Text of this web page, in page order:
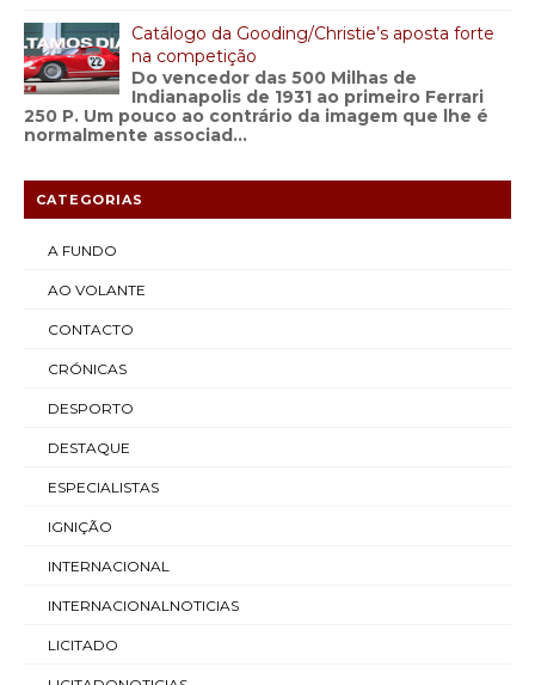
Catálogo da Gooding/Christie’s aposta forte
na competição
Do vencedor das 500 Milhas de
Indianapolis de 1931 ao primeiro Ferrari
250 P. Um pouco ao contrário da imagem que lhe é
normalmente associad...
CATEGORIAS
A FUNDO
AO VOLANTE
CONTACTO
CRÓNICAS
DESPORTO
DESTAQUE
ESPECIALISTAS
IGNIÇÃO
INTERNACIONAL
INTERNACIONALNOTICIAS
LICITADO